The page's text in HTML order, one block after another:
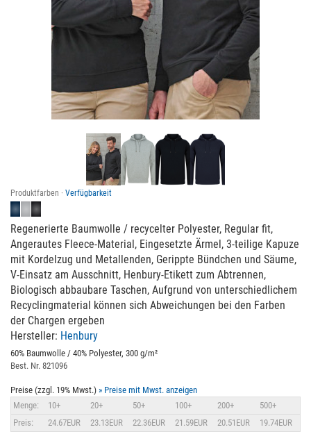
Produktfarben · Verfügbarkeit
Regenerierte Baumwolle / recycelter Polyester, Regular fit,
Angerautes Fleece-Material, Eingesetzte Ärmel, 3-teilige Kapuze
mit Kordelzug und Metallenden, Gerippte Bündchen und Säume,
V-Einsatz am Ausschnitt, Henbury-Etikett zum Abtrennen,
Biologisch abbaubare Taschen, Aufgrund von unterschiedlichem
Recyclingmaterial können sich Abweichungen bei den Farben
der Chargen ergeben
Hersteller: Henbury
60% Baumwolle / 40% Polyester, 300 g/m²
Best. Nr. 821096
Preise (zzgl. 19% Mwst.) » Preise mit Mwst. anzeigen
Menge:
10+ 20+ 50+ 100+ 200+
500+
Preis:
24.67EUR 23.13EUR 22.36EUR 21.59EUR 20.51EUR 19.74EUR